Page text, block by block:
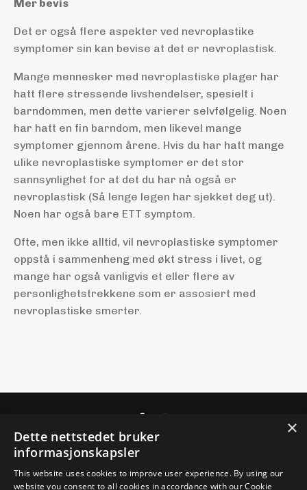
Mer bevis
Det er også flere aspekter ved nevroplastike
symptomer sin kan bevise at det er nevroplastisk.
Mange mennesker med nevroplastiske plager har
hatt flere stressende livshendelser, spesielt i
barndommen, men dette varierer selvfølgelig. Noen
har hatt en fin barndom, men likevel mange
symptomer gjennom årene. Hvis du har hatt mange
ulike nevroplastiske symptomer er det stor
sannsynlighet for at det du har nå også er
nevroplastisk (Så lenge legen har sjekket deg ut).
Noen har også bare ETT symptom.
Ofte, men ikke alltid, vil nevroplastiske symptomer
oppstå i sammenheng med økt stress i livet, og
mange har også vanligvis et eller flere av
personlighetstrekkene som er assosiert med
nevroplastiske smerter.
Bestill PRT- Førstegangskonsultasjon
Personvernerklæring
×
Dette nettstedet bruker
informasjonskapsler
This website uses cookies to improve user experience. By using our
website you consent to all cookies in accordance with our Cookie